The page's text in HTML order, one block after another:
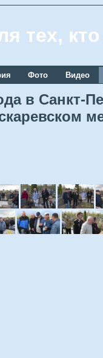
тех,
Фото Видео
в Санкт-